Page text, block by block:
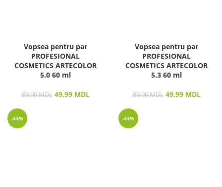
Vopsea pentru par
PROFESIONAL
COSMETICS ARTECOLOR
5.0 60 ml
88.90MDL 49.99 MDL
Vopsea pentru par
PROFESIONAL
COSMETICS ARTECOLOR
5.3 60 ml
88.90MDL 49.99 MDL
-44% -44%